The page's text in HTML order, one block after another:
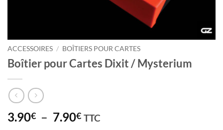
ACCESSOIRES / BOÎTIERS POUR CARTES
Boîtier pour Cartes Dixit / Mysterium
3.90€ – 7.90€Plage
TTC